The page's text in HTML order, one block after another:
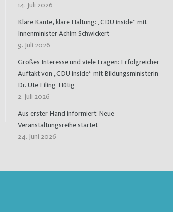
14. Juli 2026
Klare Kante, klare Haltung: „CDU inside“ mit
Innenminister Achim Schwickert
9. Juli 2026
Großes Interesse und viele Fragen: Erfolgreicher
Auftakt von „CDU inside“ mit Bildungsministerin
Dr. Ute Eiling-Hütig
2. Juli 2026
Aus erster Hand informiert: Neue
Veranstaltungsreihe startet
24. Juni 2026